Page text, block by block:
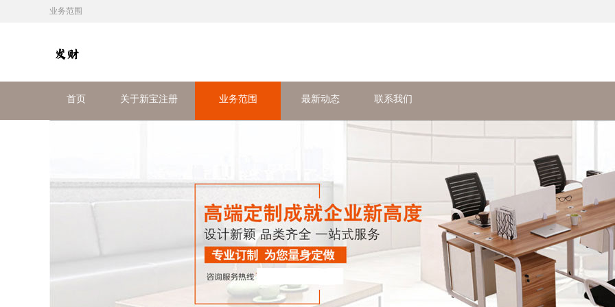
业务范围
首页 关于新宝注册 业务范围 最新动态 联系我们